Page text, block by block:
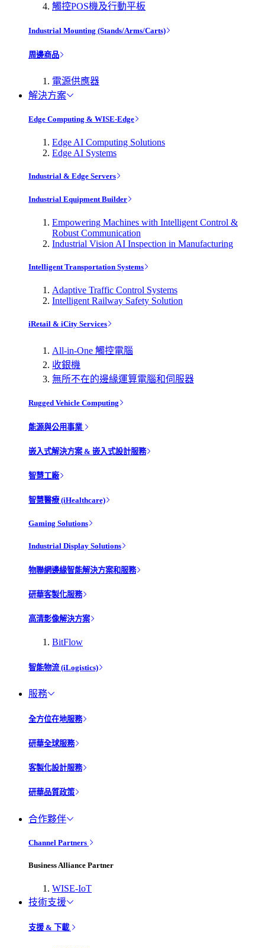
觸控POS機及行動平板
Industrial Mounting (Stands/Arms/Carts)
周邊商品
電源供應器
解決方案
Edge Computing & WISE-Edge
Edge AI Computing Solutions
Edge AI Systems
Industrial & Edge Servers
Industrial Equipment Builder
Empowering Machines with Intelligent Control &
Robust Communication
Industrial Vision AI Inspection in Manufacturing
Intelligent Transportation Systems
Adaptive Traffic Control Systems
Intelligent Railway Safety Solution
iRetail & iCity Services
All-in-One 觸控電腦
收銀機
無所不在的邊緣運算電腦和伺服器
Rugged Vehicle Computing
能源與公用事業
嵌入式解決方案 & 嵌入式設計服務
智慧工廠
智慧醫療 (iHealthcare)
Gaming Solutions
Industrial Display Solutions
物聯網邊緣智能解決方案和服務
研華客製化服務
高清影像解決方案
BitFlow
智能物流 (iLogistics)
服務
全方位在地服務
研華全球服務
客製化設計服務
研華品質政策
合作夥伴
Channel Partners
Business Alliance Partner
WISE-IoT
技術支援
支援 & 下載